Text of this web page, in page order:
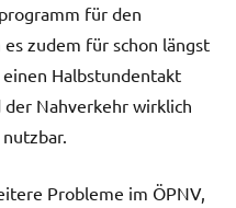
für den
zudem für schon längst
Halbstundentakt
Nahverkehr wirklich
Probleme im ÖPNV,